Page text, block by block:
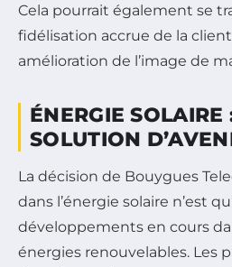
Cela pourrait également se
fidélisation accrue de la
amélioration de l’image de
ÉNERGIE SOLAIRE
SOLUTION
La décision de Bouygues
dans l’énergie solaire n’est
développements en cours
énergies renouvelables. Les